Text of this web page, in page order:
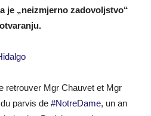
je „neizmjerno zadovoljstvo“
retrouver Mgr Chauvet et Mgr
parvis de #NotreDame, un an